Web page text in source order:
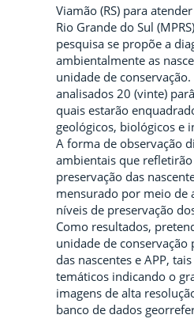
Viamão (RS) para
Rio Grande do Sul
pesquisa se propõe a
ambientalmente as
unidade de
analisados 20 (vinte)
quais estarão
geológicos, biológicos e
A forma de observação
ambientais que
preservação das
mensurado por meio de
níveis de preservação
Como resultados,
unidade de
das nascentes e APP,
temáticos indicando o
imagens de alta
banco de dados